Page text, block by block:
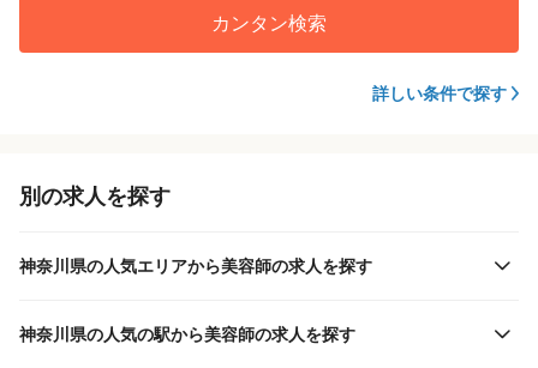
カンタン検索
詳しい条件で探す
別の求人を探す
神奈川県の人気エリアから美容師の求人を探す
神奈川県の人気の駅から美容師の求人を探す